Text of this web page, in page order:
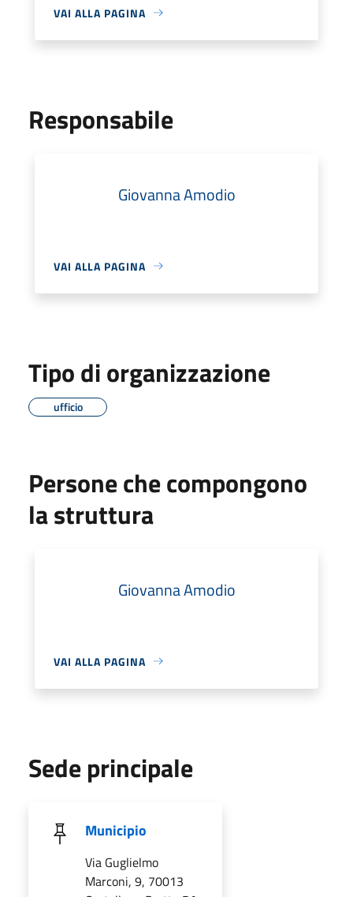
VAI ALLA PAGINA
Responsabile
Giovanna Amodio
VAI ALLA PAGINA
Tipo di organizzazione
ufficio
Persone che compongono
la struttura
Giovanna Amodio
VAI ALLA PAGINA
Sede principale
Municipio
Via Guglielmo
Marconi, 9, 70013